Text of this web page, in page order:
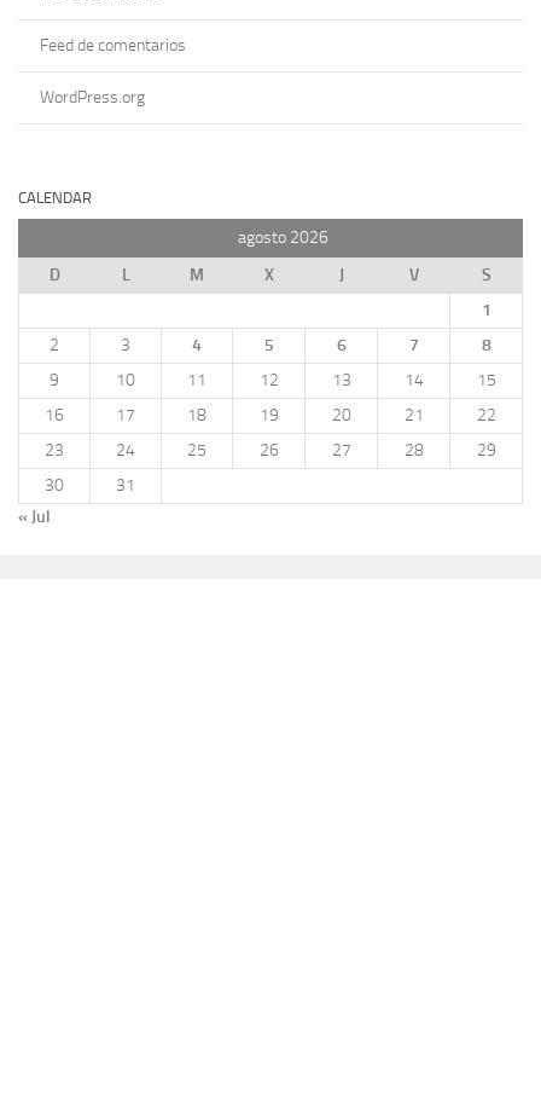
Feed de comentarios
WordPress.org
CALENDAR
agosto 2026
D
L M X J V
S
1
2
3 4 5 6 7
8
9
10 11 12 13 14
15
16
17 18 19 20 21
22
23
24 25 26 27 28
29
30
31
« Jul